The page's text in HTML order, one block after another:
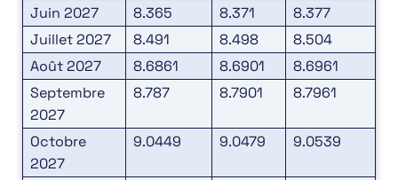
Juin 2027
8.365 8.371
8.377
Juillet 2027
8.491 8.498
8.504
Août 2027
8.6861 8.6901
8.6961
Septembre
2027
8.787 8.7901 8.7961
Octobre
2027
9.0449 9.0479 9.0539